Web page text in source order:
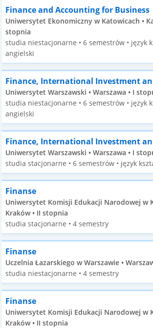
Finance and Accounting for Business
Uniwersytet Ekonomiczny w Katowicach •
stopnia
studia niestacjonarne • 6 semestrów • język
angielski
Finance, International Investment
Uniwersytet Warszawski • Warszawa • I
studia niestacjonarne • 6 semestrów • język
angielski
Finance, International Investment
Uniwersytet Warszawski • Warszawa • I
studia stacjonarne • 6 semestrów • język
Finanse
Uniwersytet Komisji Edukacji Narodowej w
Kraków • II stopnia
studia stacjonarne • 4 semestry
Finanse
Uczelnia Łazarskiego w Warszawie •
studia niestacjonarne • 4 semestry
Finanse
Uniwersytet Komisji Edukacji Narodowej w
Kraków • II stopnia